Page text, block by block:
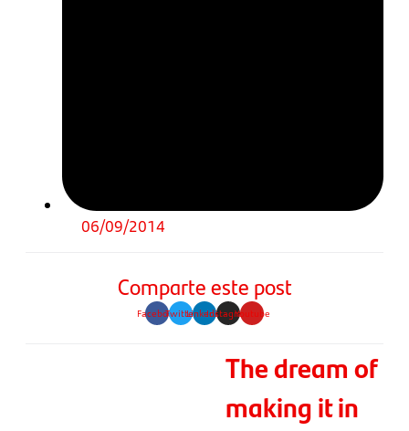
06/09/2014
Comparte este post
FacebookTwitterLinkedinInstagramYoutube
The dream of
making it in